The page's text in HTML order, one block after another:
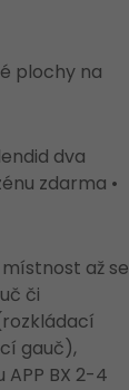
plochy na
dva
zdarma •
až se
či
gauč),
BX 2-4